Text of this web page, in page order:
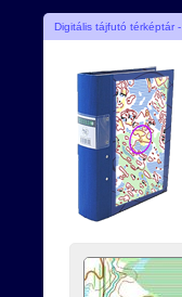
Digitális tájfutó térképtár